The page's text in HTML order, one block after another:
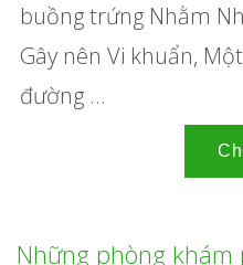
buồng trứng Nhằm
Gây nên Vi khuẩn,
đường ...
Những phòng